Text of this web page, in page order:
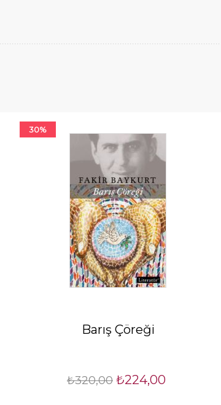
30%
Barış Çöreği
₺320,00 ₺224,00